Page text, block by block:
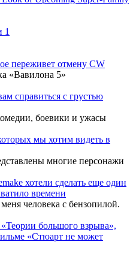
1
переживет отмену CW
«Вавилона 5»
справиться с грустью
боевики и ужасы
мы хотим видеть в
многие персонажи
хотели сделать еще один
времени
человека с бензопилой.
большого взрыва»,
«Стюарт не может